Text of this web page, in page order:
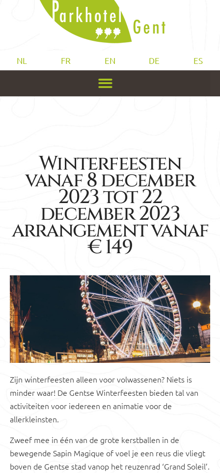
NL FR EN DE ES
Winterfeesten
vanaf 8 december
2023 tot 22
december 2023
arrangement vanaf
€ 149
Zijn winterfeesten alleen voor volwassenen? Niets is
minder waar! De Gentse Winterfeesten bieden tal van
activiteiten voor iedereen en animatie voor de
allerkleinsten.
Zweef mee in één van de grote kerstballen in de
bewegende Sapin Magique of voel je een reus die vliegt
boven de Gentse stad vanop het reuzenrad ‘Grand Soleil’.